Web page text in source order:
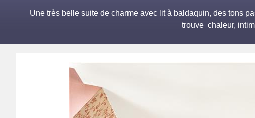
Une très belle suite de charme avec lit à baldaquin, des tons
trouve chaleur,